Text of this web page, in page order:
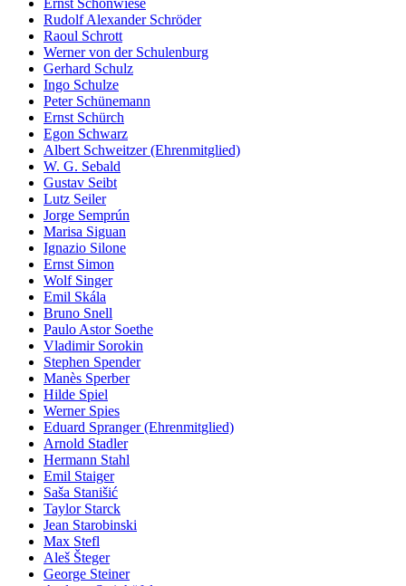
Rudolf Alexander Schröder
Raoul Schrott
Werner von der Schulenburg
Gerhard Schulz
Ingo Schulze
Peter Schünemann
Ernst Schürch
Egon Schwarz
Albert Schweitzer (Ehrenmitglied)
W. G. Sebald
Gustav Seibt
Lutz Seiler
Jorge Semprún
Marisa Siguan
Ignazio Silone
Ernst Simon
Wolf Singer
Emil Skála
Bruno Snell
Paulo Astor Soethe
Vladimir Sorokin
Stephen Spender
Manès Sperber
Hilde Spiel
Werner Spies
Eduard Spranger (Ehrenmitglied)
Arnold Stadler
Hermann Stahl
Emil Staiger
Saša Stanišić
Taylor Starck
Jean Starobinski
Max Stefl
Aleš Šteger
George Steiner